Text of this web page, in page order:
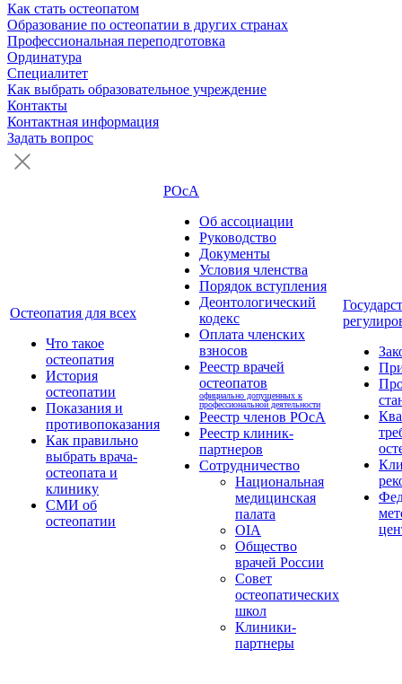
Как стать остеопатом
Образование по остеопатии в других странах
Профессиональная переподготовка
Ординатура
Специалитет
Как выбрать образовательное учреждение
Контакты
Контактная информация
Задать вопрос
Остеопатия для всех
Что такое
остеопатия
История
остеопатии
Показания и
противопоказания
Как правильно
выбрать врача-
остеопата и
клинику
СМИ об
остеопатии
РОсА
Об ассоциации
Руководство
Документы
Условия членства
Порядок вступления
Деонтологический
кодекс
Оплата членских
взносов
Реестр врачей
остеопатов
официально допущенных к
профессиональной деятельности
Реестр членов РОсА
Реестр клиник-
партнеров
Сотрудничество
Национальная
медицинская
палата
OIA
Общество
врачей России
Совет
остеопатических
школ
Клиники-
партнеры